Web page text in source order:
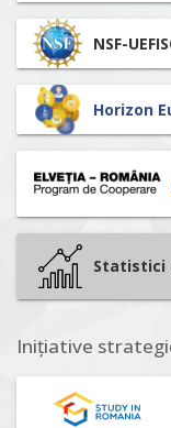
NSF-
Horizon
Statistici
Inițiative